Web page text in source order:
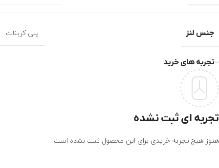
جنس لنز پلی کربنات
تجربه های خرید
تجربه ای ثبت نشده
هنوز هیچ تجربه خریدی برای این محصول ثبت نشده است